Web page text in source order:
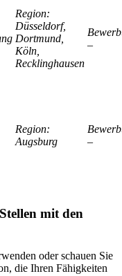
Region:
Düsseldorf,
Dortmund,
Köln,
Recklinghausen
–
Region:
Augsburg
–
mit den
oder schauen Sie
die Ihren Fähigkeiten